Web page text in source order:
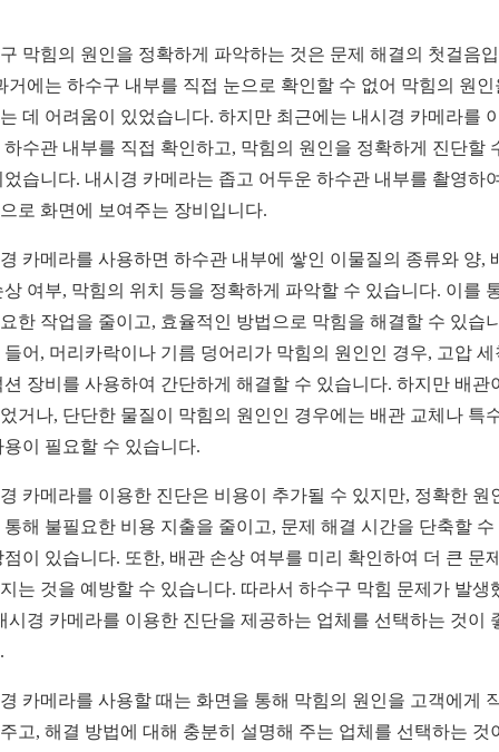
막힘의 원인을 정확하게 파악하는 것은 문제 해결의 첫걸음
거에는 하수구 내부를 직접 눈으로 확인할 수 없어 막힘의 원인
데 어려움이 있었습니다. 하지만 최근에는 내시경 카메라를
하수관 내부를 직접 확인하고, 막힘의 원인을 정확하게 진단할
었습니다. 내시경 카메라는 좁고 어두운 하수관 내부를 촬영하
로 화면에 보여주는 장비입니다.
카메라를 사용하면 하수관 내부에 쌓인 이물질의 종류와 양,
상 여부, 막힘의 위치 등을 정확하게 파악할 수 있습니다. 이를
한 작업을 줄이고, 효율적인 방법으로 막힘을 해결할 수 있습
들어, 머리카락이나 기름 덩어리가 막힘의 원인인 경우, 고압 세
션 장비를 사용하여 간단하게 해결할 수 있습니다. 하지만 배관
거나, 단단한 물질이 막힘의 원인인 경우에는 배관 교체나 특
용이 필요할 수 있습니다.
카메라를 이용한 진단은 비용이 추가될 수 있지만, 정확한 원
통해 불필요한 비용 지출을 줄이고, 문제 해결 시간을 단축할 수
점이 있습니다. 또한, 배관 손상 여부를 미리 확인하여 더 큰 문
는 것을 예방할 수 있습니다. 따라서 하수구 막힘 문제가 발생
시경 카메라를 이용한 진단을 제공하는 업체를 선택하는 것이
카메라를 사용할 때는 화면을 통해 막힘의 원인을 고객에게
고, 해결 방법에 대해 충분히 설명해 주는 업체를 선택하는 것